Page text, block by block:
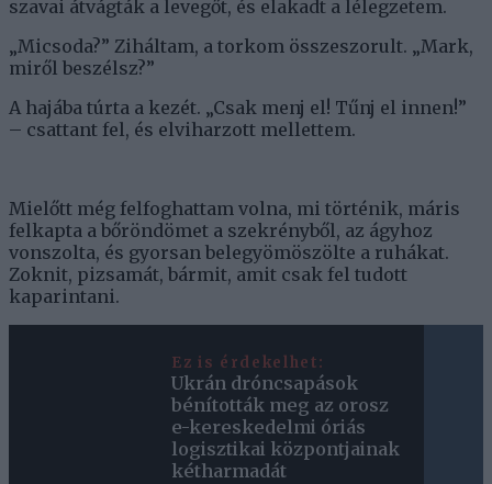
szavai átvágták a levegőt, és elakadt a lélegzetem.
„Micsoda?” Ziháltam, a torkom összeszorult. „Mark,
miről beszélsz?”
A hajába túrta a kezét. „Csak menj el! Tűnj el innen!”
– csattant fel, és elviharzott mellettem.
Mielőtt még felfoghattam volna, mi történik, máris
felkapta a bőröndömet a szekrényből, az ágyhoz
vonszolta, és gyorsan belegyömöszölte a ruhákat.
Zoknit, pizsamát, bármit, amit csak fel tudott
kaparintani.
Ez is érdekelhet:
Ukrán dróncsapások
bénították meg az orosz
e-kereskedelmi óriás
logisztikai központjainak
kétharmadát